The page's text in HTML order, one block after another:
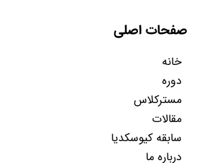
صفحات اصلی
خانه
دوره
مسترکلاس
مقالات
سابقه کیوسکدیا
درباره ما